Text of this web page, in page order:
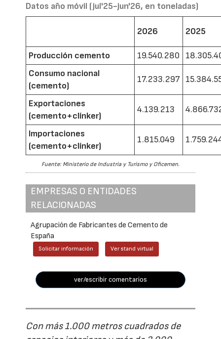
Datos año móvil (jul'25-jun'26, en toneladas)
2026 2025
Producción cemento 19.540.280
Consumo nacional
(cemento)
17.233.297
Exportaciones
(cemento+clínker)
4.139.213
Importaciones
(cemento+clínker)
1.815.049
Fuente: Ministerio de Industria y Turismo y Oficemen.
EMPRESAS O ENTIDADES
RELACIONADAS
Agrupación de Fabricantes de Cemento de
España
Solicitar información Ver stand virtual
ver/escribir comentarios
Con más 1.000 metros cuadrados de